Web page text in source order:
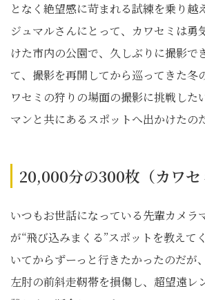
となく絶望感に苛まれる試練を乗り越
ジュマルさんにとって、カワセミは勇
けた市内の公園で、久しぶりに撮影で
て、撮影を再開してから巡ってきた冬
ワセミの狩りの場面の撮影に挑戦した
マンと共にあるスポットへ出かけたの
20,000分の300枚（カワセ
いつもお世話になっている先輩カメラ
が“飛び込みまくる”スポットを教えて
いてからずーっと行きたかったのだが
左肘の前斜走靭帯を損傷し、超望遠レ